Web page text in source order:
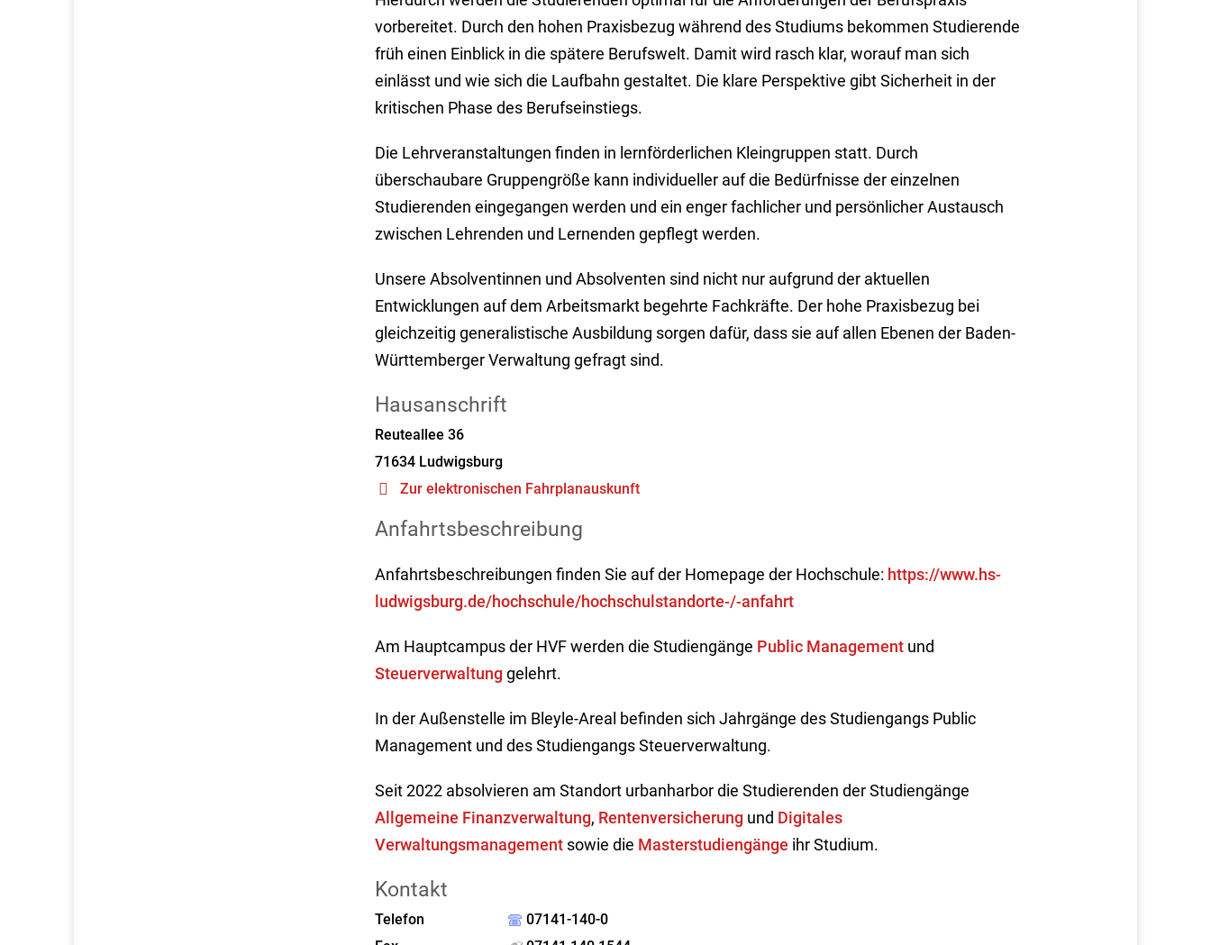
vorbereitet. Durch den hohen Praxisbezug während des Studiums bekommen Studierende
früh einen Einblick in die spätere Berufswelt. Damit wird rasch klar, worauf man sich
einlässt und wie sich die Laufbahn gestaltet. Die klare Perspektive gibt Sicherheit in der
kritischen Phase des Berufseinstiegs.
Die Lehrveranstaltungen finden in lernförderlichen Kleingruppen statt. Durch
überschaubare Gruppengröße kann individueller auf die Bedürfnisse der einzelnen
Studierenden eingegangen werden und ein enger fachlicher und persönlicher Austausch
zwischen Lehrenden und Lernenden gepflegt werden.
Unsere Absolventinnen und Absolventen sind nicht nur aufgrund der aktuellen
Entwicklungen auf dem Arbeitsmarkt begehrte Fachkräfte. Der hohe Praxisbezug bei
gleichzeitig generalistische Ausbildung sorgen dafür, dass sie auf allen Ebenen der Baden-
Württemberger Verwaltung gefragt sind.
Hausanschrift
Reuteallee 36
71634 Ludwigsburg
Zur elektronischen Fahrplanauskunft
Anfahrtsbeschreibung
Anfahrtsbeschreibungen finden Sie auf der Homepage der Hochschule: https://www.hs-
ludwigsburg.de/hochschule/hochschulstandorte-/-anfahrt
Am Hauptcampus der HVF werden die Studiengänge Public Managementund
Steuerverwaltunggelehrt.
In der Außenstelle im Bleyle-Areal befinden sich Jahrgänge des Studiengangs Public
Management und des Studiengangs Steuerverwaltung.
Seit 2022 absolvieren am Standort urbanharbor die Studierenden der Studiengänge
Allgemeine Finanzverwaltung, Rentenversicherung und Digitales
Verwaltungsmanagementsowie die Masterstudiengänge ihr Studium.
Kontakt
Telefon
07141-140-0